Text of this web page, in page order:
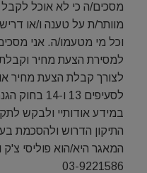
מסכים/ה כי לא אוכל לקבל
מוותר/ת על טענה ו/או
וכל מי מטעמו/ה. אני
למסירת הצעת מחיר וקבלת
לצורך קבלת הצעת מחיר
לסעיפים 13
במידע אודותיי ולבקש
התיקון הדרוש ולהסכמת
המאגר היא/הוא פוליסי צ'ק
03-9221586